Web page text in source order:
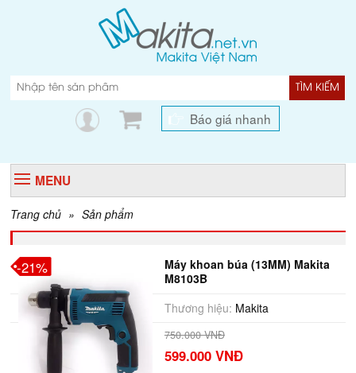
TÌM KIẾM
Báo giá nhanh
MENU
Trang chủ » Sản phẩm
Máy khoan búa (13MM) Makita
M8103B
Thương hiệu: Makita
750.000 VNĐ
599.000 VNĐ
-21%